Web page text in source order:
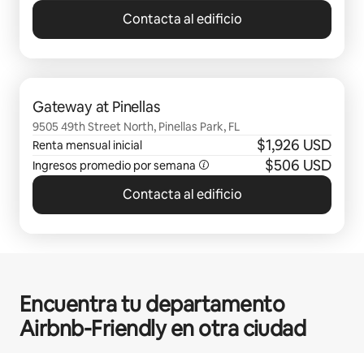
Contacta al edificio
Gateway at Pinellas
9505 49th Street North, Pinellas Park, FL
Renta mensual inicial
$1,926 USD
Ingresos promedio por semana $506 USD
Contacta al edificio
Encuentra tu departamento
Airbnb-Friendly en otra ciudad